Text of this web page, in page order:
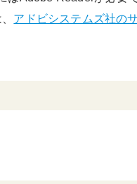
アドビシステムズ社の